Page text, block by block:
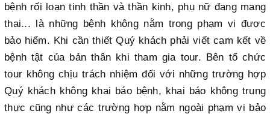
bệnh rối loạn tinh thần và thần kinh, phụ nữ đang mang
thai... là những bệnh không nằm trong phạm vi được
bảo hiểm. Khi cần thiết Quý khách phải viết cam kết về
bệnh tật của bản thân khi tham gia tour. Bên tổ chức
tour không chịu trách nhiệm đối với những trường hợp
Quý khách không khai báo bệnh, khai báo không trung
thực cũng như các trường hợp nằm ngoài phạm vi bảo